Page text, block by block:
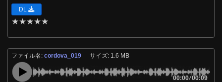
DL
★★★★★
ファイル名:cordova_019 サイズ: 1.6 MB
00:00/00:09